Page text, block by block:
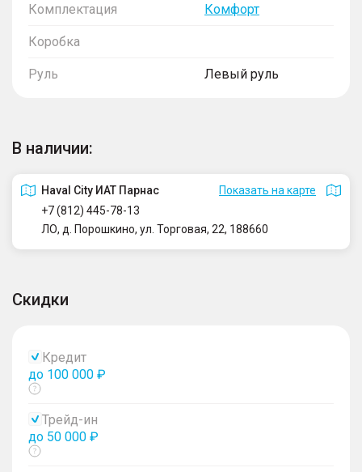
Комплектация Комфорт
Коробка
Руль Левый руль
В наличии:
Haval City ИАТ Парнас
Показать на карте
+7 (812) 445-78-13
ЛО, д. Порошкино, ул. Торговая, 22, 188660
Скидки
Кредит
до 100 000 ₽
Показать
Трейд-ин
до 50 000 ₽
Показать